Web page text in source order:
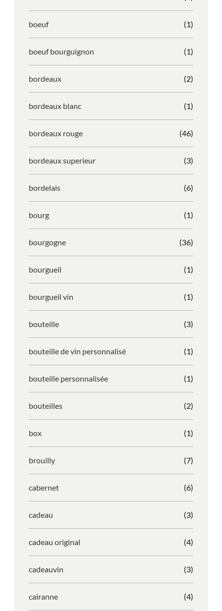
boeuf (1)
boeuf bourguignon (1)
bordeaux (2)
bordeaux blanc (1)
bordeaux rouge (46)
bordeaux superieur (3)
bordelais (6)
bourg (1)
bourgogne (36)
bourgueil (1)
bourgueil vin (1)
bouteille (3)
bouteille de vin personnalisé (1)
bouteille personnalisée (1)
bouteilles (2)
box (1)
brouilly (7)
cabernet (6)
cadeau (3)
cadeau original (4)
cadeauvin (3)
cairanne (4)